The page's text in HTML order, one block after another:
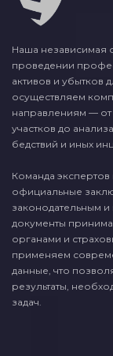
Наша независимая
проведении
активов и убытков
осуществляем
направлениям — от
участков до
бедствий и иных
Команда экспертов
официальные
законодательным
документы
органами и
применяем
данные, что
результаты,
задач.